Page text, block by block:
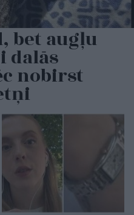
bet augļu
dalās
nobirst